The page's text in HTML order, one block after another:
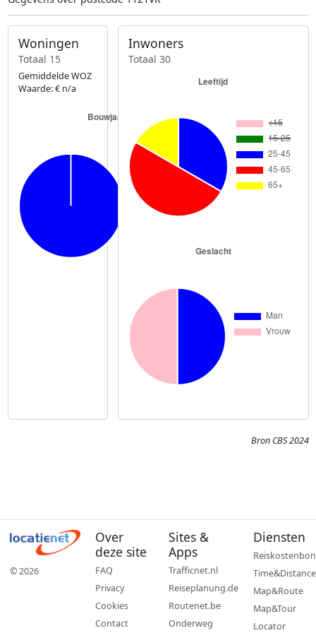
Woningen
Totaal 15
Gemiddelde WOZ
Waarde: € n/a
Inwoners
Totaal 30
Bron CBS 2024
© 2026
Over
deze site
FAQ
Privacy
Cookies
Contact
Sites &
Apps
Trafficnet.nl
Reiseplanung.de
Routenet.be
Onderweg
Diensten
Reiskostenbon
Time&Distance
Map&Route
Map&Tour
Locator